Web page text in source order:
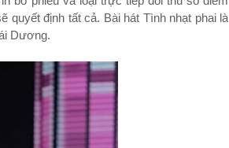
định tất cả. Bài hát Tình nhạt phai là
Dương.